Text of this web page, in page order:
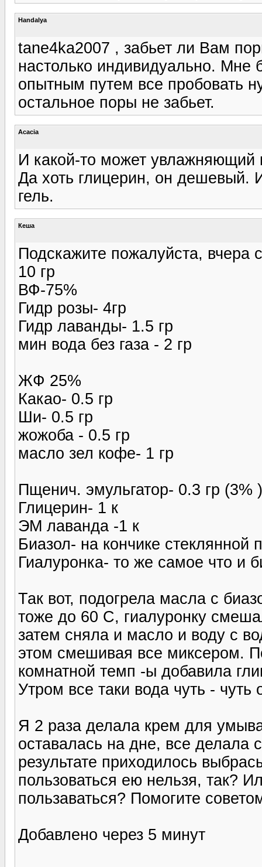
Handalya
tane4ka2007 , забьет ли Вам
настолько индивидуально.
опытным путем все пробовать
остальное поры не забьет.
Acacia
И какой-то может увлажняющий
Да хоть глицерин, он дешевый.
гель.
Кеша
Подскажите пожалуйста, вчера
10 гр
ВФ-75%
Гидр розы- 4гр
Гидр лаванды- 1.5 гр
мин вода без газа - 2 гр
ЖФ 25%
Какао- 0.5 гр
Ши- 0.5 гр
жожоба - 0.5 гр
масло зел кофе- 1 гр
Пщенич. эмульгатор- 0.3 гр (3% )
Глицерин- 1 к
ЭМ лаванда -1 к
Биазол- на кончике стеклянной
Гиалуронка- то же самое что и
Так вот, подогрела масла с
тоже до 60 С, гиалуронку
затем сняла и масло и воду с
этом смешивая все миксером.
комнатной темп -ы добавила
Утром все таки вода чуть - чуть
Я 2 раза делала крем для
оставалась на дне, все делала
результате приходилось
пользоваться ею нельзя, так?
пользаваться? Помогите
Добавлено через 5 минут